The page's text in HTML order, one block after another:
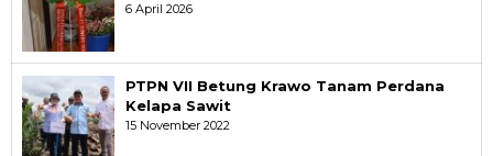
6 April 2026
PTPN VII Betung Krawo Tanam Perdana
Kelapa Sawit
15 November 2022